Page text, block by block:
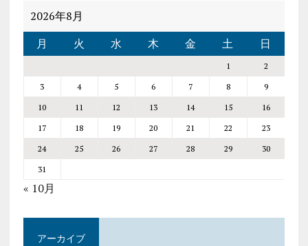
2026年8月
月
火 水 木 金 土 日
1
2
3
4 5 6 7 8
9
10
11 12 13 14 15
16
17
18 19 20 21 22
23
24
25 26 27 28 29
30
31
« 10月
アーカイブ